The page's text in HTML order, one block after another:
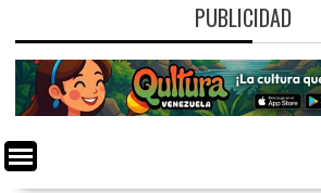
PUBLICIDAD